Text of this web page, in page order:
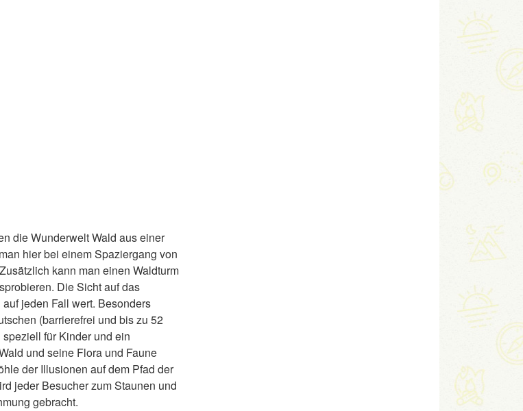
die Wunderwelt Wald aus einer
hier bei einem Spaziergang von
kann man einen Waldturm
Die Sicht auf das
jeden Fall wert. Besonders
(barrierefrei und bis zu 52
für Kinder und ein
und seine Flora und Faune
der Illusionen auf dem Pfad der
jeder Besucher zum Staunen und
gebracht.